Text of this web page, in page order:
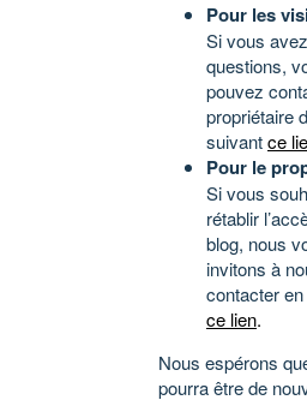
Pour les
Si vous
questions,
pouvez
propriétaire
suivantce
Pour le
Si vous
rétablir
blog, nous
invitons à
contacter
ce lien.
Nous espérons
pourra être de